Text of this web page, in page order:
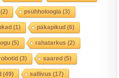
psühholoogia (3)
(1) päkapikud(6)
(5) rahatarkus (2)
(3) saared(5)
(49) sallivus (17)